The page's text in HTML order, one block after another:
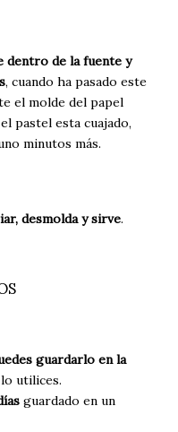
dentro de la fuente y
, cuando ha pasado este
el molde del papel
pastel esta cuajado,
minutos más.
desmolda y sirve.
guardarlo en la
utilices.
guardado en un